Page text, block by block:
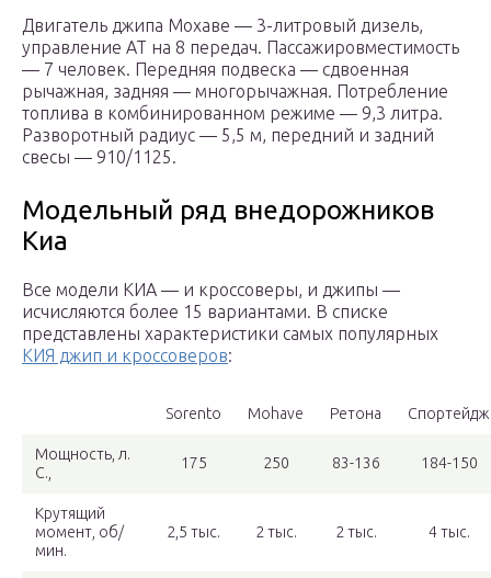
Двигатель джипа Мохаве — 3-литровый дизель,
управление AT на 8 передач. Пассажировместимость
— 7 человек. Передняя подвеска — сдвоенная
рычажная, задняя — многорычажная. Потребление
топлива в комбинированном режиме — 9,3 литра.
Разворотный радиус — 5,5 м, передний и задний
свесы — 910/1125.
Модельный ряд внедорожников
Киа
Все модели КИА — и кроссоверы, и джипы —
исчисляются более 15 вариантами. В списке
представлены характеристики самых популярных
КИЯ джип и кроссоверов:
Sorento Mohave Ретона Спортейдж
Мощность, л.
С.,
175 250 83-136 184-150
Крутящий
момент, об/
мин.
2,5 тыс. 2 тыс. 2 тыс. 4 тыс.